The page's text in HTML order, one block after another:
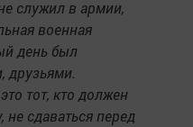
служил в армии,
военная
день был
друзьями.
тот, кто должен
сдаваться перед